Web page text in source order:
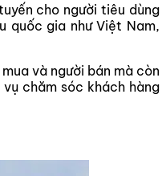
cho người tiêu dùng
quốc gia như Việt Nam,
và người bán mà còn
chăm sóc khách hàng